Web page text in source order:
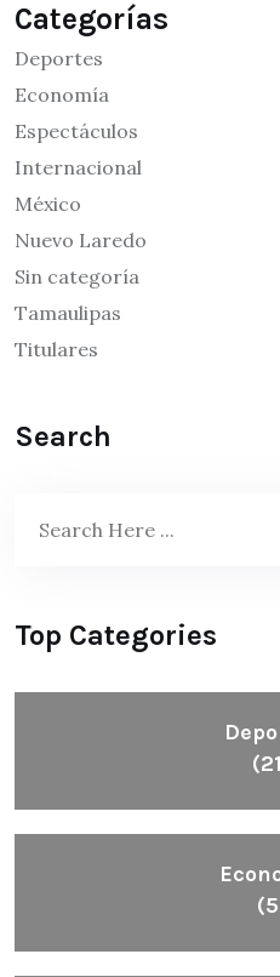
Categorías
Deportes
Economía
Espectáculos
Internacional
México
Nuevo Laredo
Sin categoría
Tamaulipas
Titulares
Search
Top Categories